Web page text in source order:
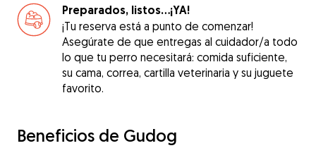
Preparados, listos...¡YA!
¡Tu reserva está a punto de comenzar!
Asegúrate de que entregas al cuidador/a todo
lo que tu perro necesitará: comida suficiente,
su cama, correa, cartilla veterinaria y su juguete
favorito.
Beneficios de Gudog